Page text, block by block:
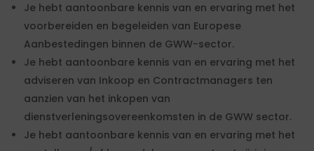
Je hebt aantoonbare kennis van en ervaring met het
voorbereiden en begeleiden van Europese
Aanbestedingen binnen de GWW-sector.
Je hebt aantoonbare kennis van en ervaring met het
adviseren van Inkoop en Contractmanagers ten
aanzien van het inkopen van
dienstverleningsovereenkomsten in de GWW sector.
Je hebt aantoonbare kennis van en ervaring met het